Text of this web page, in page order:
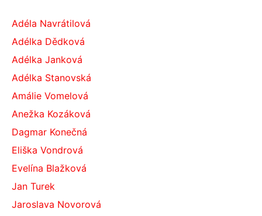
Adéla Navrátilová
Adélka Dědková
Adélka Janková
Adélka Stanovská
Amálie Vomelová
Anežka Kozáková
Dagmar Konečná
Eliška Vondrová
Evelína Blažková
Jan Turek
Jaroslava Novorová